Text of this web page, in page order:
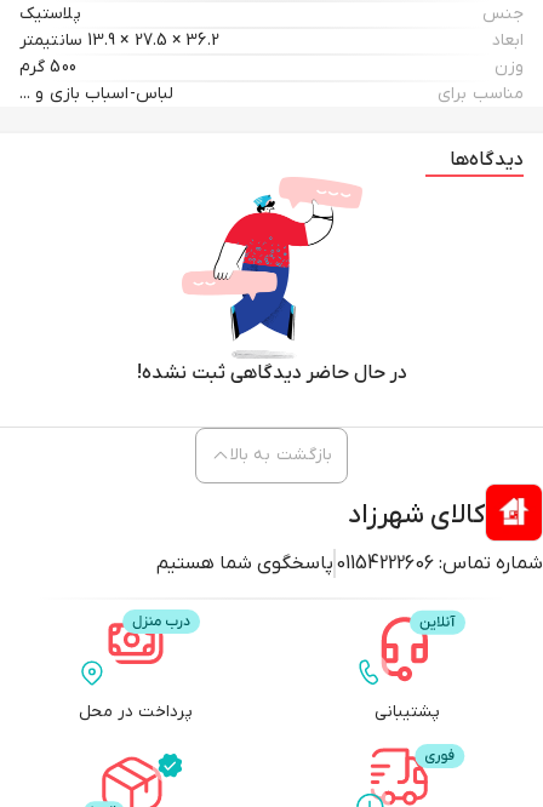
جنس
پلاستیک
ابعاد
36.2 × 27.5 × 13.9 سانتیمتر
وزن
500 گرم
مناسب برای
لباس-اسباب بازی و ...
دیدگاه‌ها
در حال حاضر دیدگاهی ثبت نشده!
کالای شهرزاد
شماره تماس: 01154222606 پاسخگوی شما هستیم
بازگشت به بالا
پشتیبانی پرداخت در محل